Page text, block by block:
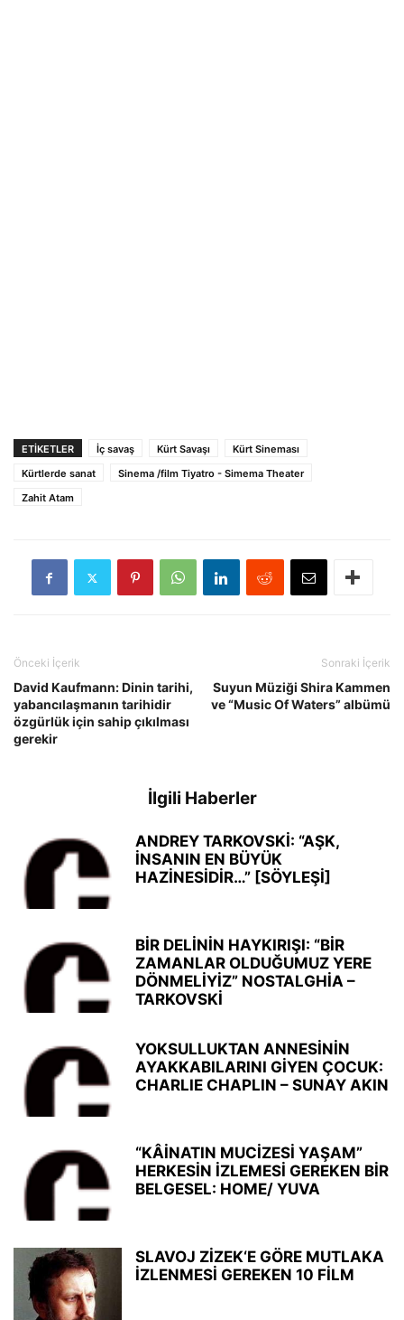
ETIKETLER İç savaş Kürt Savaşı
Kürt Sineması
Kürtlerde sanat
Sinema /film Tiyatro - Simema Theater
Zahit Atam
Önceki İçerik
David Kaufmann: Dinin tarihi,
yabancılaşmanın tarihidir
özgürlük için sahip çıkılması
gerekir
Sonraki İçerik
Suyun Müziği Shira Kammen
ve “Music Of Waters” albümü
İlgili Haberler
ANDREY TARKOVSKİ: “AŞK,
İNSANIN EN BÜYÜK
HAZİNESİDİR…” [SÖYLEŞİ]
BİR DELİNİN HAYKIRIŞI: “BİR
ZAMANLAR OLDUĞUMUZ YERE
DÖNMELİYİZ” NOSTALGHİA –
TARKOVSKİ
YOKSULLUKTAN ANNESİNİN
AYAKKABILARINI GİYEN ÇOCUK:
CHARLIE CHAPLIN – SUNAY AKIN
“KÂİNATIN MUCİZESİ YAŞAM”
HERKESİN İZLEMESİ GEREKEN BİR
BELGESEL: HOME/ YUVA
SLAVOJ ZİZEK‘E GÖRE MUTLAKA
İZLENMESİ GEREKEN 10 FİLM